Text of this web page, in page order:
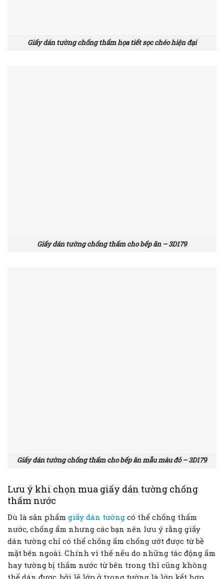
Giấy dán tường chống thấm họa tiết sọc chéo hiện đại
Giấy dán tường chống thấm cho bếp ăn – 3D179
Giấy dán tường chống thấm cho bếp ăn mẫu màu đỏ – 3D179
Lưu ý khi chọn mua giấy dán tường chống
thấm nước
Dù là sản phẩm giấy dán tường có thể chống thấm
nước, chống ẩm nhưng các bạn nên lưu ý rằng giấy
dán tường chỉ có thể chống ẩm chống ướt được từ bề
mặt bên ngoài. Chính vì thế nếu do những tác động ẩm
hay tường bị thấm nước từ bên trong thì cũng không
thể dán được, bởi lẽ lớp ở trong tường là lớp kết hợp